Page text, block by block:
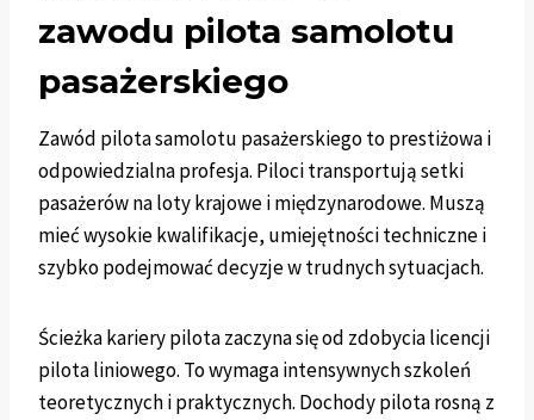
zawodu pilota samolotu
pasażerskiego
Zawód pilota samolotu pasażerskiego to prestiżowa i
odpowiedzialna profesja. Piloci transportują setki
pasażerów na loty krajowe i międzynarodowe. Muszą
mieć wysokie kwalifikacje, umiejętności techniczne i
szybko podejmować decyzje w trudnych sytuacjach.
Ścieżka kariery pilota zaczyna się od zdobycia licencji
pilota liniowego. To wymaga intensywnych szkoleń
teoretycznych i praktycznych. Dochody pilota rosną z